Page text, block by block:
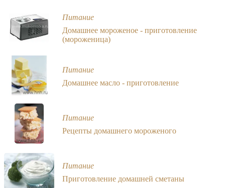
Питание
Домашнее мороженое - приготовление
(мороженица)
Питание
Домашнее масло - приготовление
Питание
Рецепты домашнего мороженого
Питание
Приготовление домашней сметаны